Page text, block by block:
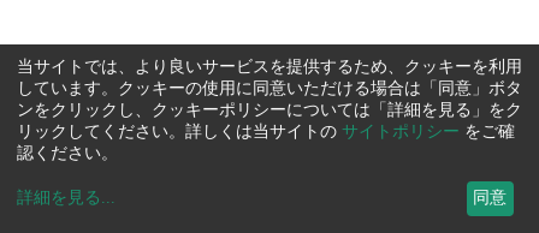
当サイトでは、より良いサービスを提供するため、クッキーを利用
しています。クッキーの使用に同意いただける場合は「同意」ボタ
ンをクリックし、クッキーポリシーについては「詳細を見る」をク
リックしてください。詳しくは当サイトの サイトポリシー をご確
認ください。
詳細を見る ... 同意